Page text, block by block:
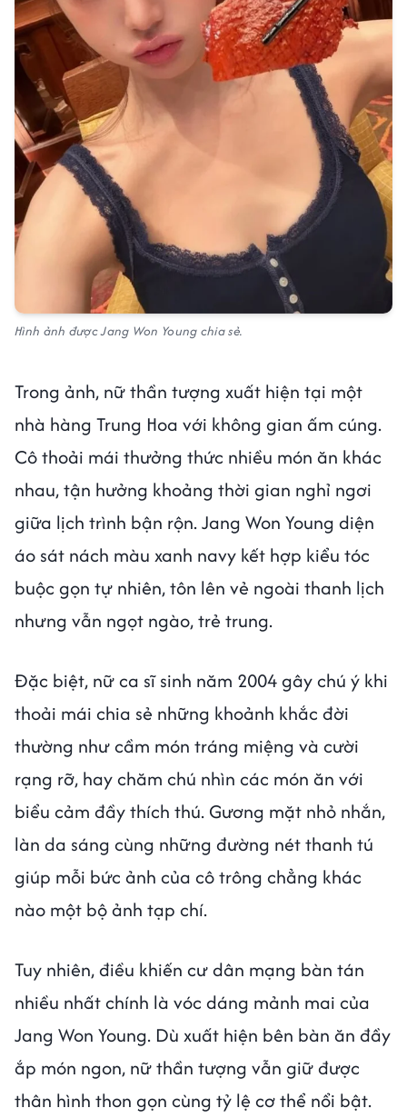
Hình ảnh được Jang Won Young chia sẻ.
Trong ảnh, nữ thần tượng xuất hiện tại một
nhà hàng Trung Hoa với không gian ấm cúng.
Cô thoải mái thưởng thức nhiều món ăn khác
nhau, tận hưởng khoảng thời gian nghỉ ngơi
giữa lịch trình bận rộn. Jang Won Young diện
áo sát nách màu xanh navy kết hợp kiểu tóc
buộc gọn tự nhiên, tôn lên vẻ ngoài thanh lịch
nhưng vẫn ngọt ngào, trẻ trung.
Đặc biệt, nữ ca sĩ sinh năm 2004 gây chú ý khi
thoải mái chia sẻ những khoảnh khắc đời
thường như cầm món tráng miệng và cười
rạng rỡ, hay chăm chú nhìn các món ăn với
biểu cảm đầy thích thú. Gương mặt nhỏ nhắn,
làn da sáng cùng những đường nét thanh tú
giúp mỗi bức ảnh của cô trông chẳng khác
nào một bộ ảnh tạp chí.
Tuy nhiên, điều khiến cư dân mạng bàn tán
nhiều nhất chính là vóc dáng mảnh mai của
Jang Won Young. Dù xuất hiện bên bàn ăn đầy
ắp món ngon, nữ thần tượng vẫn giữ được
thân hình thon gọn cùng tỷ lệ cơ thể nổi bật.